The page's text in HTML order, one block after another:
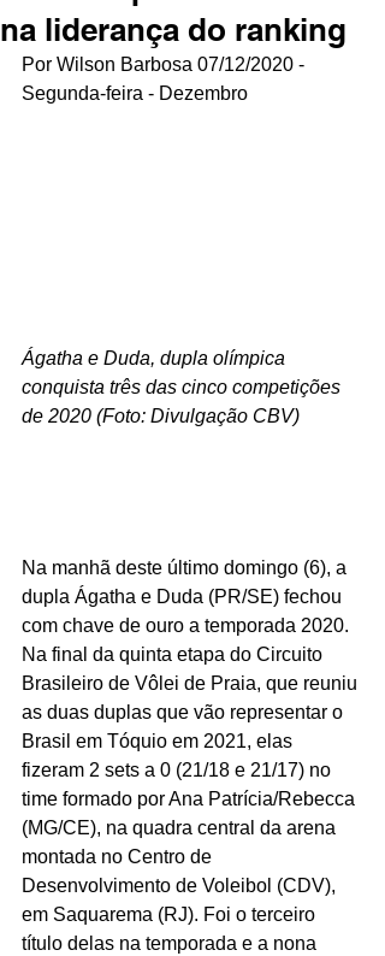
na liderança do ranking
Por Wilson Barbosa 07/12/2020 -
Segunda-feira - Dezembro
Ágatha e Duda, dupla olímpica
conquista três das cinco competições
de 2020 (Foto: Divulgação CBV)
Na manhã deste último domingo (6), a
dupla Ágatha e Duda (PR/SE) fechou
com chave de ouro a temporada 2020.
Na final da quinta etapa do Circuito
Brasileiro de Vôlei de Praia, que reuniu
as duas duplas que vão representar o
Brasil em Tóquio em 2021, elas
fizeram 2 sets a 0 (21/18 e 21/17) no
time formado por Ana Patrícia/Rebecca
(MG/CE), na quadra central da arena
montada no Centro de
Desenvolvimento de Voleibol (CDV),
em Saquarema (RJ). Foi o terceiro
título delas na temporada e a nona